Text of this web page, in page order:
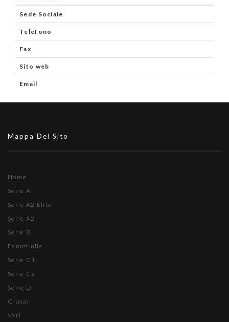
Sede Sociale
Telefono
Fax
Sito web
Email
Mappa Del Sito
Home
Serie A
Serie A2 Élite
Serie A2
Serie B
Femminile
Serie C1
Serie C2
Serie D
Giovanili
Vari